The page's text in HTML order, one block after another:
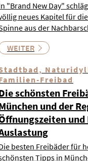
"Brand New Day"
neues Kapitel für
aus der
WEITER
Freibad
schönsten
und der
und
besten Freibäder für
Tipps in